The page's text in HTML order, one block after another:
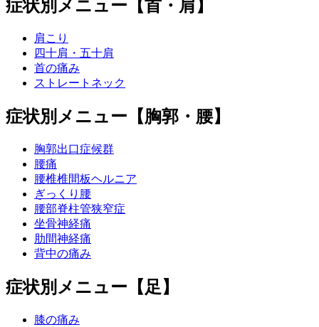
症状別メニュー【首・肩】
肩こり
四十肩・五十肩
首の痛み
ストレートネック
症状別メニュー【胸郭・腰】
胸郭出口症候群
腰痛
腰椎椎間板ヘルニア
ぎっくり腰
腰部脊柱管狭窄症
坐骨神経痛
肋間神経痛
背中の痛み
症状別メニュー【足】
膝の痛み